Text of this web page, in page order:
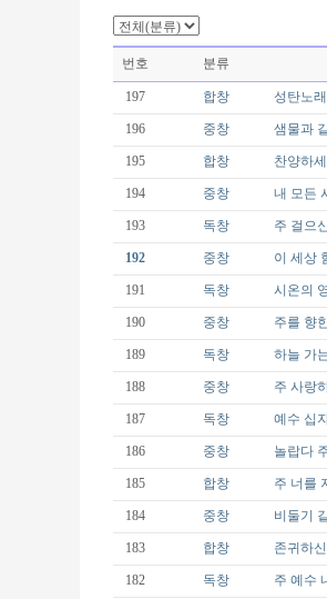
번호 분류
197 합창 성탄노
196 중창 샘물과
195 합창 찬양하
194 중창 내 모든
193 독창 주 걸으
192 중창 이 세상
191 독창 시온의
190 중창 주를 향
189 독창 하늘 가
188 중창 주 사랑
187 독창 예수 십
186 중창 놀랍다
185 합창 주 너를
184 중창 비둘기
183 합창 존귀하
182 독창 주 예수